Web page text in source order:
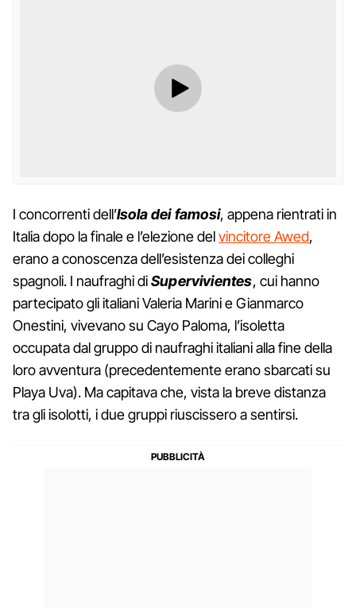
I concorrenti dell’Isola dei famosi, appena rientrati in
Italia dopo la finale e l’elezione delvincitore Awed,
erano a conoscenza dell’esistenza dei colleghi
spagnoli. I naufraghi diSupervivientes, cui hanno
partecipato gli italiani Valeria Marini e Gianmarco
Onestini, vivevano su Cayo Paloma, l’isoletta
occupata dal gruppo di naufraghi italiani alla fine della
loro avventura (precedentemente erano sbarcati su
Playa Uva). Ma capitava che, vista la breve distanza
tra gli isolotti, i due gruppi riuscissero a sentirsi.